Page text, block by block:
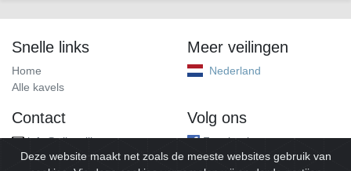
Snelle links
Home
Alle kavels
Meer veilingen
Nederland
Contact
info@alleveilingen.net
Volg ons
Facebook
Deze website maakt net zoals de meeste websites gebruik van